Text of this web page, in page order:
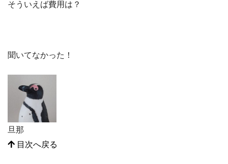
そういえば費用は？
聞いてなかった！
旦那
目次へ戻る